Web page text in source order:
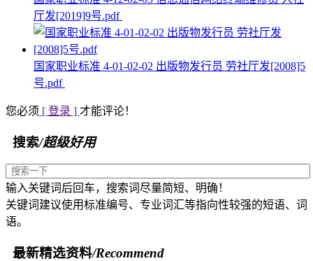
厅发[2019]9号.pdf
国家职业标准 4-01-02-02 出版物发行员 劳社厅发[2008]5
号.pdf
您必须 [ 登录 ] 才能评论！
搜索/超级好用
输入关键词后回车，搜索词尽量简短、明确！
关键词建议使用标准编号、专业词汇等指向性较强的短语、词
语。
最新精选资料/Recommend